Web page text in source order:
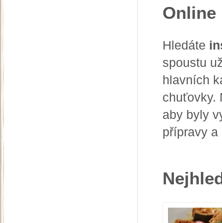
Online
Hledáte
spoustu
hlavních
chuťovky.
aby byly
přípravy a